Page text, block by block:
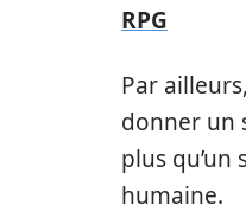
RPG
Par
donner un
plus qu’un
humaine.